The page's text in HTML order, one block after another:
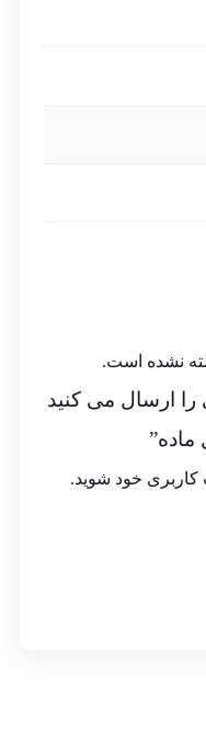
نشده است.
را ارسال می کنید
خود شوید.